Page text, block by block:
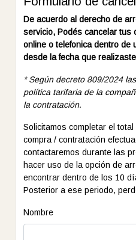
De acuerdo al derecho de
servicio, Podés cancelar tus
online o telefonica dentro de
desde la fecha que
* Según decreto 809/2024
política tarifaria de la
la contratación.
Solicitamos completar el
compra / contratación
contactaremos durante las
hacer uso de la opción de
encontrar dentro de los 10
Posterior a ese periodo,
Nombre